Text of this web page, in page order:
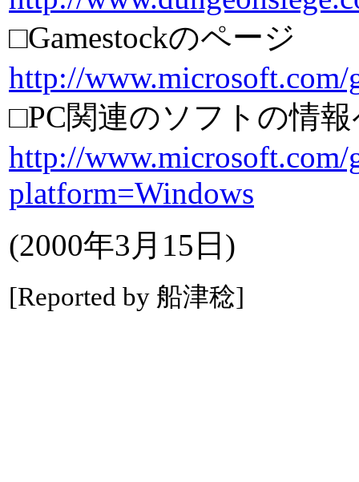
□Gamestockのページ
http://www.microsoft.com/
□PC関連のソフトの情
http://www.microsoft.com/
platform=Windows
(2000年3月15日)
[Reported by 船津稔]